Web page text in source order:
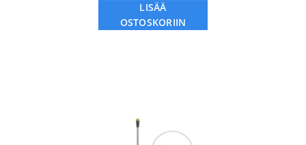
LISÄÄ
OSTOSKORIIN